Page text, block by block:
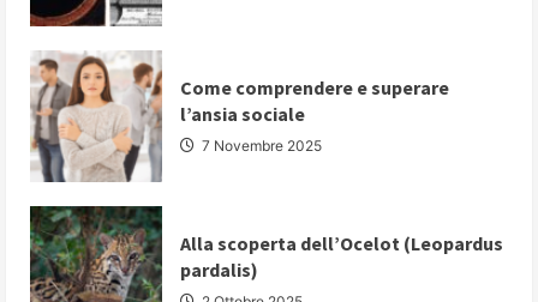
Come comprendere e superare
l’ansia sociale
7 Novembre 2025
Alla scoperta dell’Ocelot (Leopardus
pardalis)